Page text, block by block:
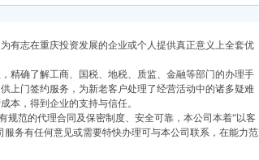
有志在重庆投资发展的企业或个人提供真正意义上全套优
精确了解工商、国税、地税、质监、金融等部门的办理手
上门签约服务，为新老客户处理了经营活动中的诸多疑难
本，得到企业的支持与信任。
范的代理合同及保密制度、安全可靠，本公司本着“以客
务有任何意见或需要特快办理可与本公司联系，在能力范